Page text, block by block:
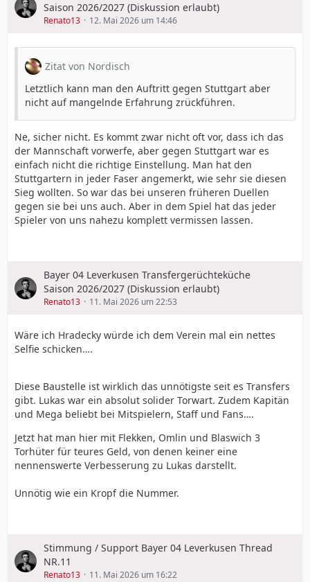
Saison 2026/2027 (Diskussion erlaubt)
Renato13 12. Mai 2026 um 14:46
Zitat von Nordisch
Letztlich kann man den Auftritt gegen Stuttgart aber
nicht auf mangelnde Erfahrung zrückführen.
Ne, sicher nicht. Es kommt zwar nicht oft vor, dass ich das
der Mannschaft vorwerfe, aber gegen Stuttgart war es
einfach nicht die richtige Einstellung. Man hat den
Stuttgartern in jeder Faser angemerkt, wie sehr sie diesen
Sieg wollten. So war das bei unseren früheren Duellen
gegen sie bei uns auch. Aber in dem Spiel hat das jeder
Spieler von uns nahezu komplett vermissen lassen.
Bayer 04 Leverkusen Transfergerüchteküche
Saison 2026/2027 (Diskussion erlaubt)
Renato13 11. Mai 2026 um 22:53
Wäre ich Hradecky würde ich dem Verein mal ein nettes
Selfie schicken….
Diese Baustelle ist wirklich das unnötigste seit es Transfers
gibt. Lukas war ein absolut solider Torwart. Zudem Kapitän
und Mega beliebt bei Mitspielern, Staff und Fans….
Jetzt hat man hier mit Flekken, Omlin und Blaswich 3
Torhüter für teures Geld, von denen keiner eine
nennenswerte Verbesserung zu Lukas darstellt.
Unnötig wie ein Kropf die Nummer.
Stimmung / Support Bayer 04 Leverkusen Thread
NR.11
Renato13 11. Mai 2026 um 16:22